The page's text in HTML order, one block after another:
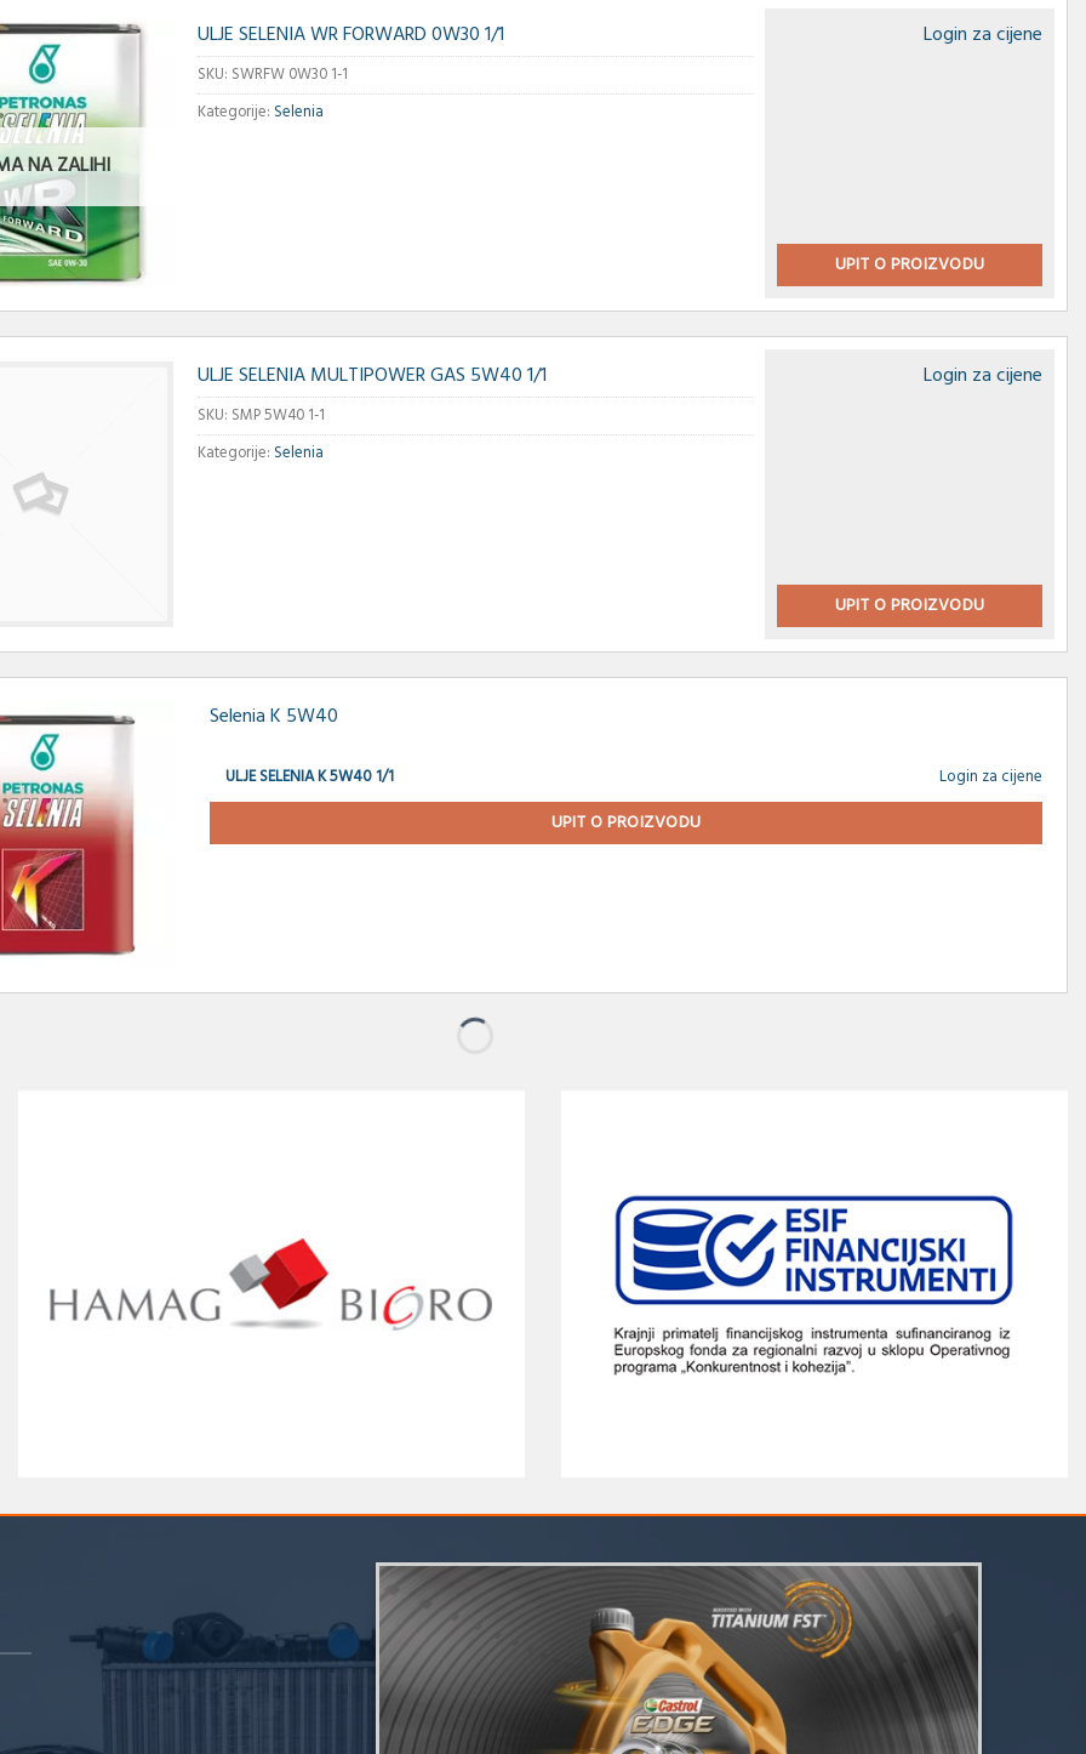
NA ZALIHI
ULJE SELENIA WR FORWARD 0W30 1/1
SKU: SWRFW 0W30 1-1
Kategorije: Selenia
Login za cijene
UPIT O PROIZVODU
ULJE SELENIA MULTIPOWER GAS 5W40 1/1
SKU: SMP 5W40 1-1
Kategorije: Selenia
Login za cijene
UPIT O PROIZVODU
Selenia K 5W40
ULJE SELENIA K 5W40 1/1 Login za cijene
UPIT O PROIZVODU